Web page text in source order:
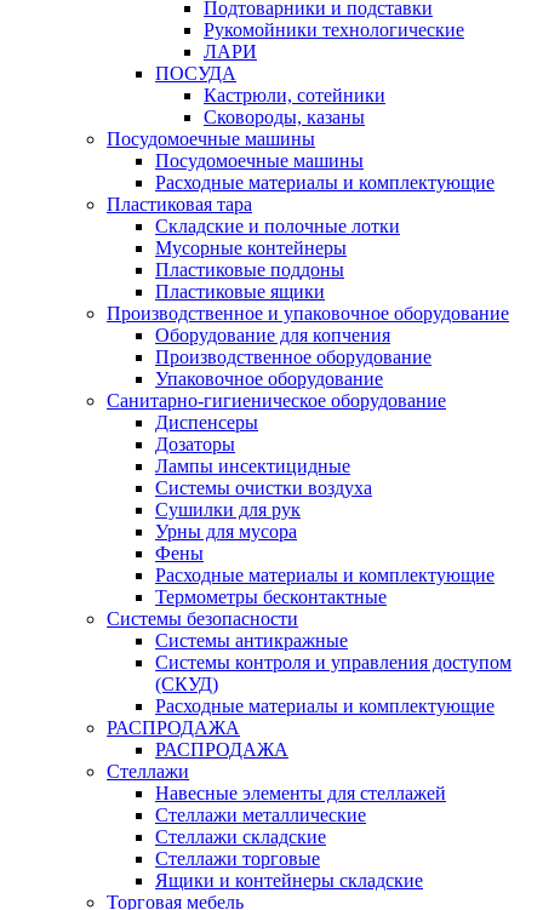
Подтоварники и подставки
Рукомойники технологические
ЛАРИ
ПОСУДА
Кастрюли, сотейники
Сковороды, казаны
Посудомоечные машины
Посудомоечные машины
Расходные материалы и комплектующие
Пластиковая тара
Складские и полочные лотки
Мусорные контейнеры
Пластиковые поддоны
Пластиковые ящики
Производственное и упаковочное оборудование
Оборудование для копчения
Производственное оборудование
Упаковочное оборудование
Санитарно-гигиеническое оборудование
Диспенсеры
Дозаторы
Лампы инсектицидные
Системы очистки воздуха
Сушилки для рук
Урны для мусора
Фены
Расходные материалы и комплектующие
Термометры бесконтактные
Системы безопасности
Системы антикражные
Системы контроля и управления доступом
(СКУД)
Расходные материалы и комплектующие
РАСПРОДАЖА
РАСПРОДАЖА
Стеллажи
Навесные элементы для стеллажей
Стеллажи металлические
Стеллажи складские
Стеллажи торговые
Ящики и контейнеры складские
Торговая мебель